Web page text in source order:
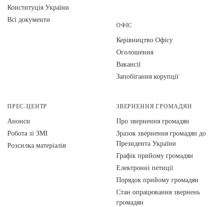
Конституція України
Всі документи
ОФІС
Керівництво Офісу
Оголошення
Вакансії
Запобігання корупції
ПРЕС-ЦЕНТР
Анонси
Робота зі ЗМІ
Розсилка матеріалів
ЗВЕРНЕННЯ ГРОМАДЯН
Про звернення громадян
Зразок звернення громадян до
Президента України
Графік прийому громадян
Електронні петиції
Порядок прийому громадян
Стан опрацювання звернень
громадян